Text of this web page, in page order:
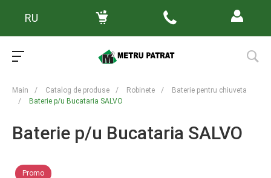
RU
Main / Catalog de produse / Robinete /
Baterie pentru chiuveta
/
Baterie p/u Bucataria SALVO
Baterie p/u Bucataria SALVO
Promo